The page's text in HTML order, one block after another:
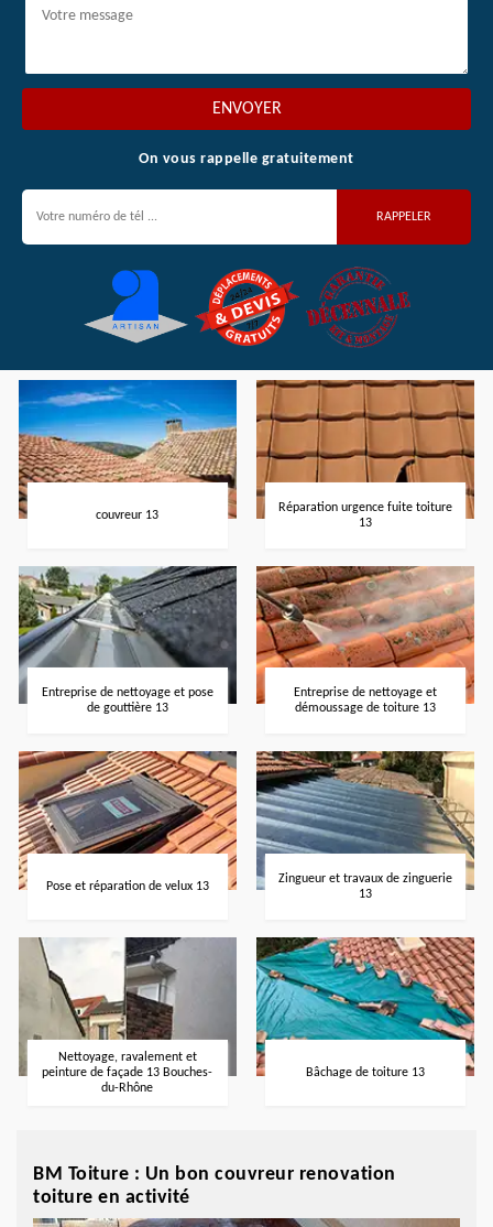
On vous rappelle gratuitement
couvreur 13
Réparation urgence fuite toiture
13
Entreprise de nettoyage et pose
de gouttière 13
Entreprise de nettoyage et
démoussage de toiture 13
Pose et réparation de velux 13
Zingueur et travaux de zinguerie
13
Nettoyage, ravalement et
peinture de façade 13 Bouches-
du-Rhône
Bâchage de toiture 13
BM Toiture : Un bon couvreur renovation
toiture en activité